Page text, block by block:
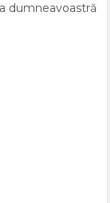
dumneavoastră